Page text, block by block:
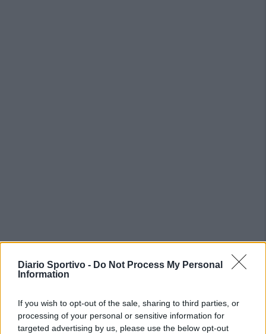
Diario Sportivo - Do Not Process My Personal
Information
If you wish to opt-out of the sale, sharing to third parties, or
processing of your personal or sensitive information for
targeted advertising by us, please use the below opt-out
PIÙ LETTI OGGI
L'Ossese si prepara all'esordio in D: Forzati,
Cabrera, Tesio, Limongelli, Bolzicco e tanti